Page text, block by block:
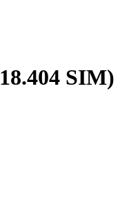
18.404 SIM)